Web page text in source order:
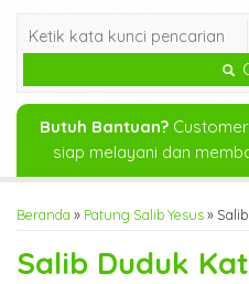
Butuh Bantuan?
siap melayani dan
Beranda » Patung Salib Yesus»
Salib Duduk